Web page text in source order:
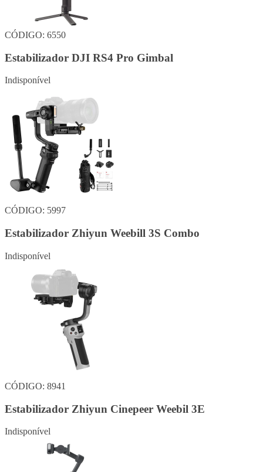
CÓDIGO: 6550
Estabilizador DJI RS4 Pro Gimbal
Indisponível
CÓDIGO: 5997
Estabilizador Zhiyun Weebill 3S Combo
Indisponível
CÓDIGO: 8941
Estabilizador Zhiyun Cinepeer Weebil 3E
Indisponível